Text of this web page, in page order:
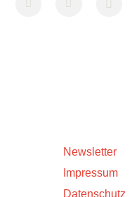
Newsletter
Impressum
Datenschutz